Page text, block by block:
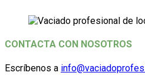
CONTACTA CON NOSOTROS
Escríbenos a